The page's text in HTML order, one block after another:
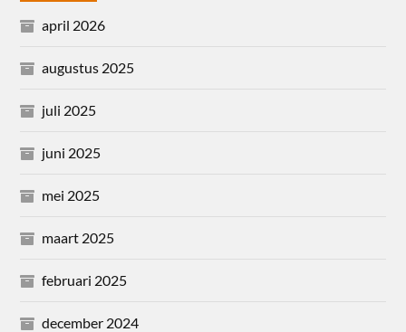
april 2026
augustus 2025
juli 2025
juni 2025
mei 2025
maart 2025
februari 2025
december 2024